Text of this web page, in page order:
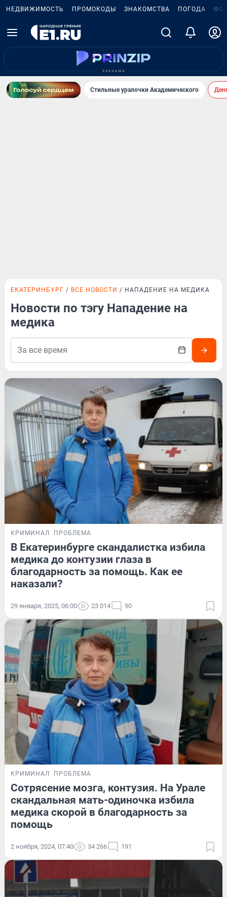
НЕДВИЖИМОСТЬ ПРОМОКОДЫ ЗНАКОМСТВА ПОГОДА
Стильные уралочки Академического
ЕКАТЕРИНБУРГ ВСЕ НОВОСТИ НАПАДЕНИЕ НА МЕДИКА
Новости по тэгу Нападение на
медика
КРИМИНАЛ ПРОБЛЕМА
В Екатеринбурге скандалистка избила
медика до контузии глаза в
благодарность за помощь. Как ее
наказали?
29 января, 2025, 06:00 23 014 90
КРИМИНАЛ ПРОБЛЕМА
Сотрясение мозга, контузия. На Урале
скандальная мать-одиночка избила
медика скорой в благодарность за
помощь
2 ноября, 2024, 07:40 34 266 191